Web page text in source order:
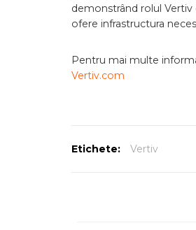
demonstrând rolul Vertiv
ofere infrastructura
Pentru mai multe
Vertiv.com
Etichete: Vertiv